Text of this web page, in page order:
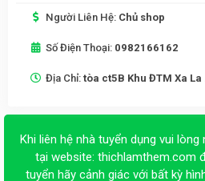
Người Liên Hệ: Chủ shop
Số Điện Thoại: 0982166162
Địa Chỉ: tòa ct5B Khu ĐTM Xa
Khi liên hệ nhà tuyển dụng vui
tại website: thichlamthem.com
tuyển hãy cảnh giác với bất kỳ